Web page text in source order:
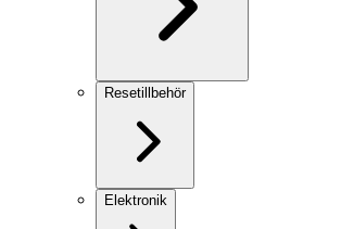
Resetillbehör
Elektronik